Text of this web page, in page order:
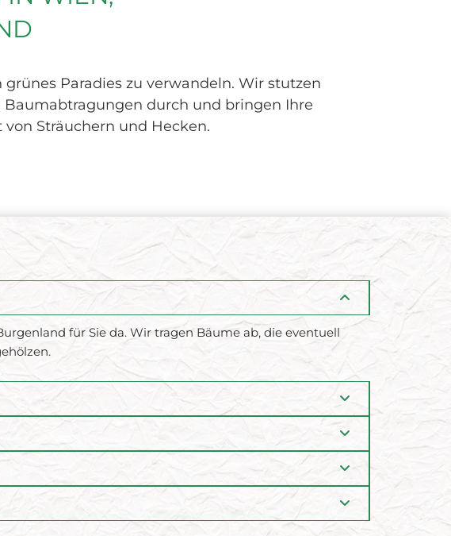
Paradies zu verwandeln. Wir stutzen
durch und bringen Ihre
Sträuchern und Hecken.
für Sie da. Wir tragen Bäume ab, die eventuell